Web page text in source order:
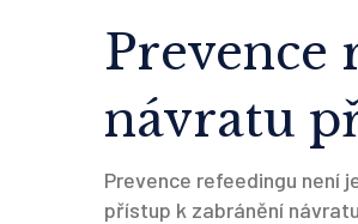
Prevence
návratu
Prevence refeedingu není
přístup k zabránění